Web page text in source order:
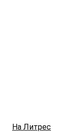
На Литрес